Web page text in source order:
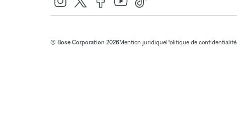
© Bose Corporation 2026Mention juridiquePolitique de confidentialité